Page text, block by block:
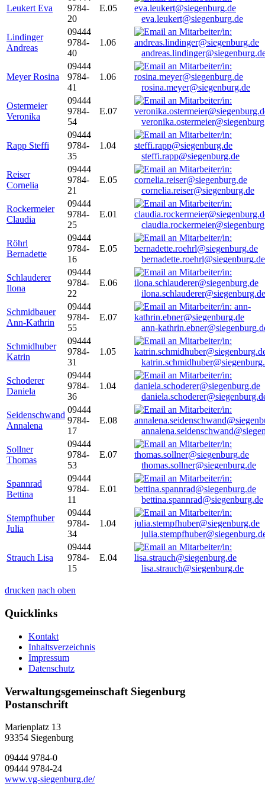
Leukert Eva
9784-
20
E.05
eva.leukert@siegenburg.de
Lindinger
Andreas
09444
9784-
40
1.06
Meyer Rosina
09444
9784-
41
1.06
rosina.meyer@siegenburg.de
Ostermeier
Veronika
09444
9784-
54
E.07
Rapp Steffi
09444
9784-
35
1.04
steffi.rapp@siegenburg.de
Reiser
Cornelia
09444
9784-
21
E.05
cornelia.reiser@siegenburg.de
Rockermeier
Claudia
09444
9784-
25
E.01
Röhrl
Bernadette
09444
9784-
16
E.05
bernadette.roehrl@siegenburg.de
Schlauderer
Ilona
09444
9784-
22
E.06
ilona.schlauderer@siegenburg.de
Schmidbauer
Ann-Kathrin
09444
9784-
55
E.07
ann-
Schmidhuber
Katrin
09444
9784-
31
1.05
Schoderer
Daniela
09444
9784-
36
1.04
Seidenschwand
Annalena
09444
9784-
17
E.08
Sollner
Thomas
09444
9784-
53
E.07
thomas.sollner@siegenburg.de
Spannrad
Bettina
09444
9784-
11
E.01
bettina.spannrad@siegenburg.de
Stempfhuber
Julia
09444
9784-
34
1.04
Strauch Lisa
09444
9784-
15
E.04
lisa.strauch@siegenburg.de
drucken nach oben
Quicklinks
Kontakt
Inhaltsverzeichnis
Impressum
Datenschutz
Verwaltungsgemeinschaft Siegenburg
Postanschrift
Marienplatz 13
93354 Siegenburg
09444 9784-0
09444 9784-24
www.vg-siegenburg.de/